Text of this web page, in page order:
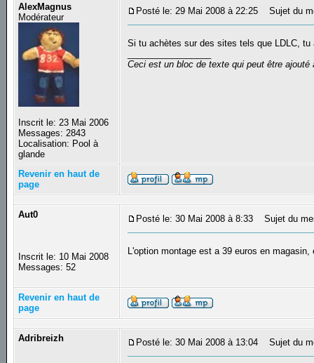
AlexMagnus
Modérateur
Inscrit le: 23 Mai 2006
Messages: 2843
Localisation: Pool à
glande
Posté le: 29 Mai 2008 à 22:25 Sujet du
Si tu achètes sur des sites tels que LDLC,
Ceci est un bloc de texte qui peut être
Revenir en haut de
page
Aut0
Inscrit le: 10 Mai 2008
Messages: 52
Posté le: 30 Mai 2008 à 8:33 Sujet du
L'option montage est a 39 euros en
Revenir en haut de
page
Adribreizh Posté le: 30 Mai 2008 à 13:04 Sujet du